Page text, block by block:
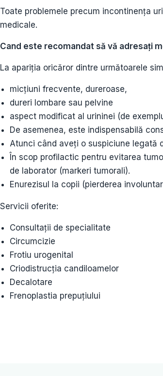
Toate problemele precum incontinenţa
medicale.
Cand este recomandat să vă adresați
La apariția oricăror dintre următoarele
micțiuni frecvente, dureroase,
dureri lombare sau pelvine
aspect modificat al urininei (de
De asemenea, este indispensabilă
Atunci când aveți o suspiciune legată
În scop profilactic pentru evitarea
de laborator (markeri tumorali).
Enurezisul la copii (pierderea
Servicii oferite:
Consultații de specialitate
Circumcizie
Frotiu urogenital
Criodistrucția candiloamelor
Decalotare
Frenoplastia prepuțiului